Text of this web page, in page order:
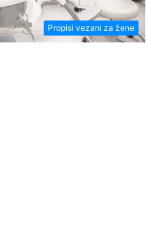
Propisi vezani za žene